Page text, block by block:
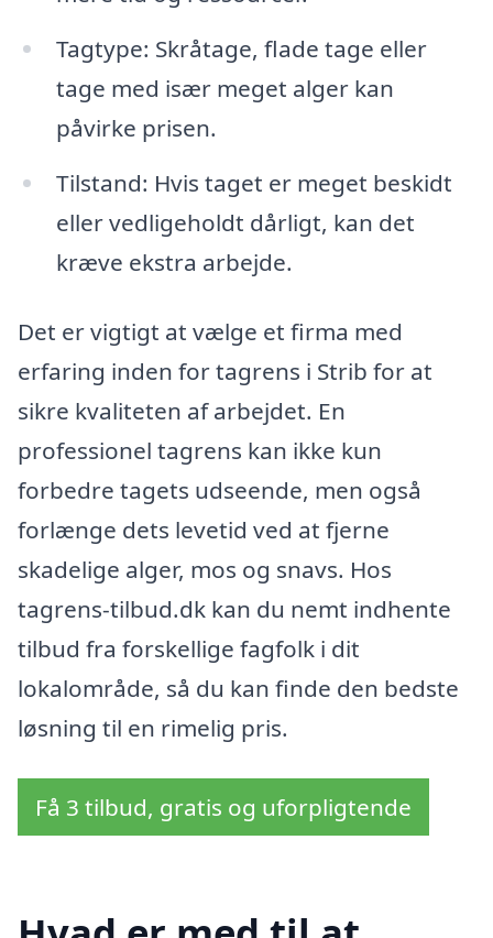
Tagtype: Skråtage, flade tage eller
tage med især meget alger kan
påvirke prisen.
Tilstand: Hvis taget er meget beskidt
eller vedligeholdt dårligt, kan det
kræve ekstra arbejde.
Det er vigtigt at vælge et firma med
erfaring inden for tagrens i Strib for at
sikre kvaliteten af arbejdet. En
professionel tagrens kan ikke kun
forbedre tagets udseende, men også
forlænge dets levetid ved at fjerne
skadelige alger, mos og snavs. Hos
tagrens-tilbud.dk kan du nemt indhente
tilbud fra forskellige fagfolk i dit
lokalområde, så du kan finde den bedste
løsning til en rimelig pris.
Få 3 tilbud, gratis og uforpligtende